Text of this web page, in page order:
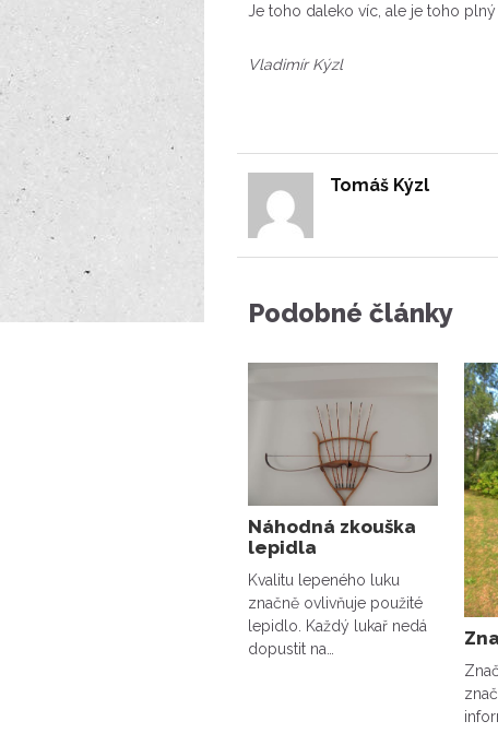
Je toho daleko víc, ale je toho
Vladimír Kýzl
Tomáš Kýzl
Podobné články
Náhodná zkouška
lepidla
Kvalitu lepeného luku
značně ovlivňuje použité
lepidlo. Každý lukař nedá
dopustit na…